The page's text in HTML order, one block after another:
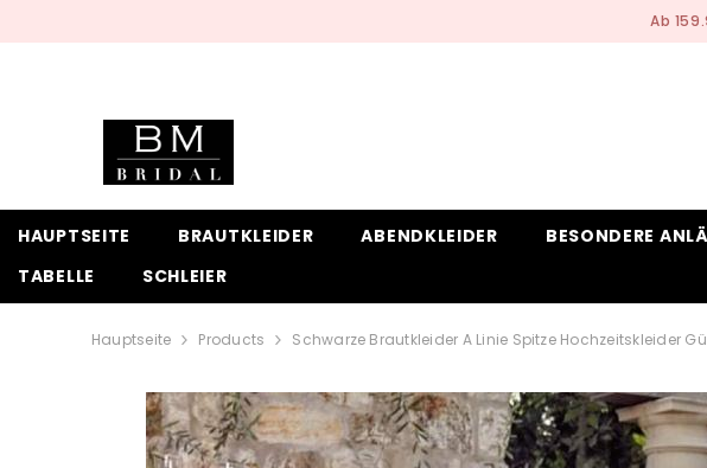
HAUPTSEITE BRAUTKLEIDER ABENDKLEIDER BESONDERE
TABELLE
SCHLEIER
Hauptseite Products Schwarze Brautkleider A Linie Spitze Hochzeitskleider